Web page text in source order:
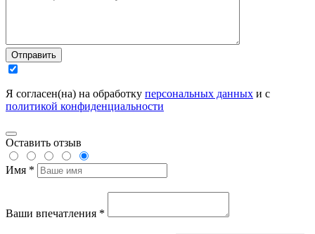
Отправить
Я согласен(на) на обработку персональных данных и с
политикой конфиденциальности
Оставить отзыв
Имя *
Ваши впечатления *